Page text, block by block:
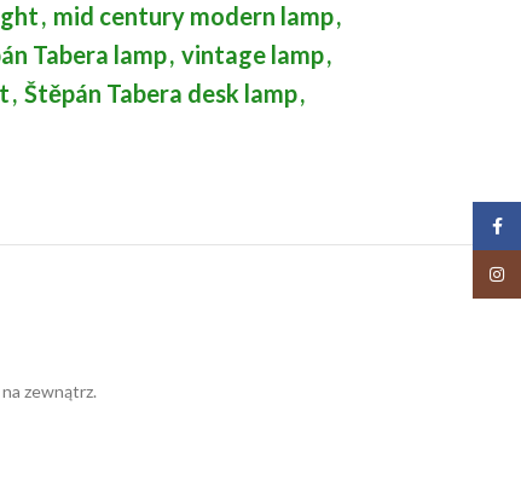
, mid century modern lamp,
Tabera lamp, vintage lamp,
, Štěpán Tabera desk lamp,
zewnątrz.